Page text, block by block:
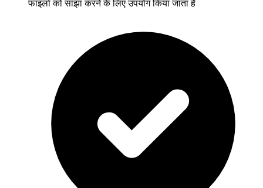
फाइलों को साझा करने के लिए उपयोग किया जाता है